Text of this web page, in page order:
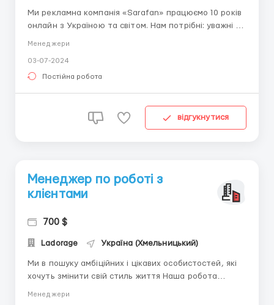
Ми рекламна компанія «Sarafan» працюємо 10 років
онлайн з Україною та світом. Нам потрібні: уважні та
вміють працювати в команді досвід роботи, але не є
обов'язковим, бо ми навчає...
Менеджери
03-07-2024
Постійна робота
відгукнутися
Менеджер по роботі з
клієнтами
700 $
Ladorage Україна (Хмельницький)
Ми в пошуку амбіційних і цікавих особистостей, які
хочуть змінити свій стиль життя Наша робота
Менеджери